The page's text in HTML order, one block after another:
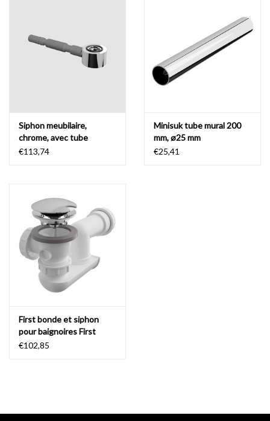
Siphon meubilaire,
chrome, avec tube
d'évacuation flexible
€113,74
Minisuk tube mural 200
mm, ø25 mm
€25,41
First bonde et siphon
pour baignoires First
€102,85